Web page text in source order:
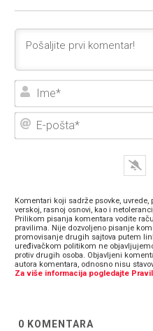
Komentari koji sadrže psovke,
verskoj, rasnoj osnovi, kao i
Prilikom pisanja komentara vodite
pravilima. Nije dozvoljeno pisanje
promovisanje drugih sajtova putem
uređivačkom politikom ne
protiv drugih osoba. Objavljeni
autora komentara, odnosno nisu
Za više informacija pogledajte
0 KOMENTARA